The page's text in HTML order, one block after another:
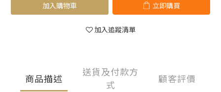
加入購物車 立即購買
加入追蹤清單
商品描述
送貨及付款方
式
顧客評價